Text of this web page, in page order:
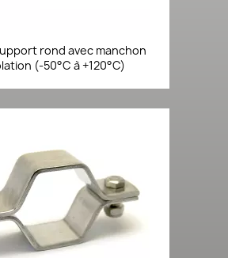
rond avec manchon
(-50°C à +120°C)